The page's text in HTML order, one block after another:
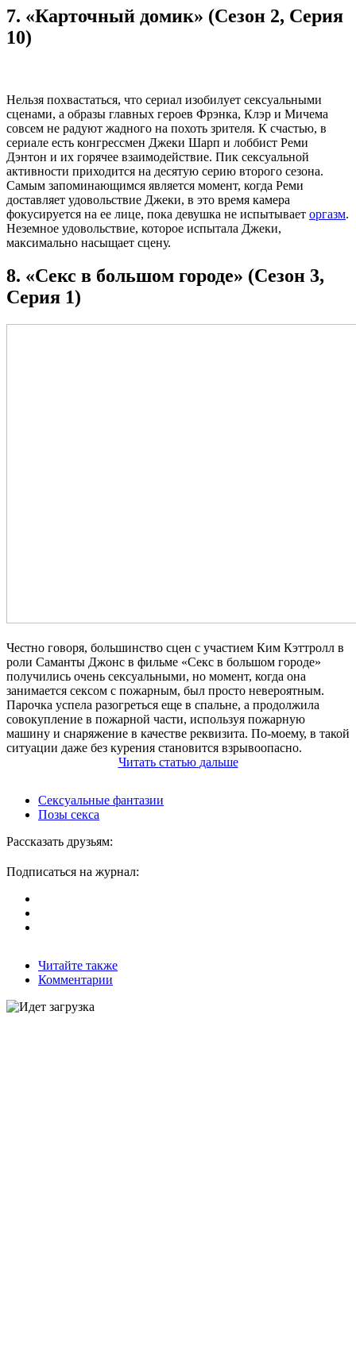
7. «Карточный домик» (Сезон 2, Серия
10)
Нельзя похвастаться, что сериал изобилует сексуальными
сценами, а образы главных героев Фрэнка, Клэр и Мичема
совсем не радуют жадного на похоть зрителя. К счастью, в
сериале есть конгрессмен Джеки Шарп и лоббист Реми
Дэнтон и их горячее взаимодействие. Пик сексуальной
активности приходится на десятую серию второго сезона.
Самым запоминающимся является момент, когда Реми
доставляет удовольствие Джеки, в это время камера
фокусируется на ее лице, пока девушка не испытывает оргазм.
Неземное удовольствие, которое испытала Джеки,
максимально насыщает сцену.
8. «Секс в большом городе» (Сезон 3,
Серия 1)
Честно говоря, большинство сцен с участием Ким Кэттролл в
роли Саманты Джонс в фильме «Секс в большом городе»
получились очень сексуальными, но момент, когда она
занимается сексом с пожарным, был просто невероятным.
Парочка успела разогреться еще в спальне, а продолжила
совокупление в пожарной части, используя пожарную
машину и снаряжение в качестве реквизита. По-моему, в такой
ситуации даже без курения становится взрывоопасно.
Читать статью дальше
Сексуальные фантазии
Позы секса
Рассказать друзьям:
Подписаться на журнал:
Читайте также
Комментарии